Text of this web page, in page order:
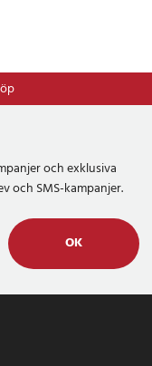
och exklusiva
och SMS-kampanjer.
OK